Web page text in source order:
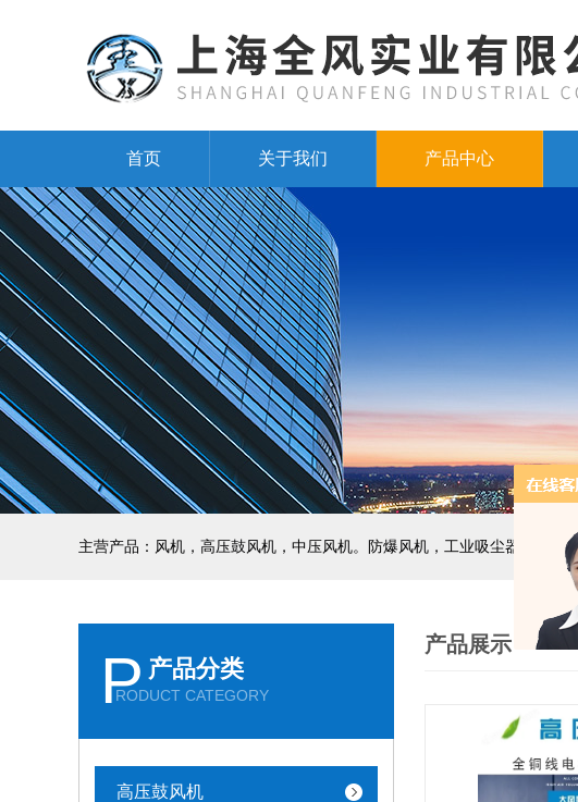
首页 关于我们 产品中心
主营产品：风机，高压鼓风机，中压风机。防爆风机，工业吸尘器，工业
P 产品分类
RODUCT CATEGORY
高压鼓风机
产品展示